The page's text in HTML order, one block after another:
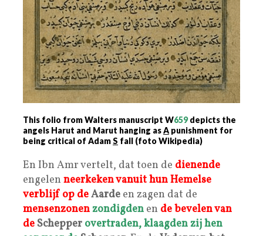
This folio from Walters manuscript W659depicts the
angels Harut and Marut hanging asA punishment for
being critical of AdamS fall (foto Wikipedia)
En Ibn Amr vertelt, dat toen de dienende
engelen neerkeken vanuit hunHemelse
verblijf op deAarde en zagen dat de
mensenzonen zondigden en de bevelen van
de Schepper overtraden,klaagden zij hen